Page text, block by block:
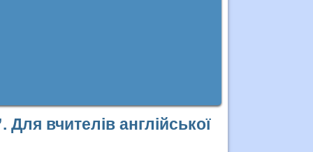
вчителів англійської